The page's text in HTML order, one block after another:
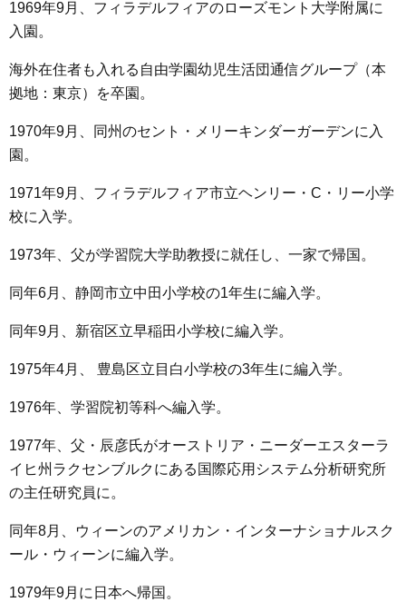
1969年9月、フィラデルフィアのローズモント大学附属に
入園。
海外在住者も入れる自由学園幼児生活団通信グループ（本
拠地：東京）を卒園。
1970年9月、同州のセント・メリーキンダーガーデンに入
園。
1971年9月、フィラデルフィア市立ヘンリー・C・リー小学
校に入学。
1973年、父が学習院大学助教授に就任し、一家で帰国。
同年6月、静岡市立中田小学校の1年生に編入学。
同年9月、新宿区立早稲田小学校に編入学。
1975年4月、 豊島区立目白小学校の3年生に編入学。
1976年、学習院初等科へ編入学。
1977年、父・辰彦氏がオーストリア・ニーダーエスターラ
イヒ州ラクセンブルクにある国際応用システム分析研究所
の主任研究員に。
同年8月、ウィーンのアメリカン・インターナショナルスク
ール・ウィーンに編入学。
1979年9月に日本へ帰国。